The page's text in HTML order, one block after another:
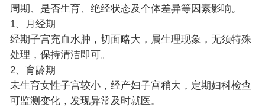
周期、是否生育、绝经状态及个体差异等因素影响。
1、月经期
经期子宫充血水肿，切面略大，属生理现象，无须特殊
处理，保持清洁即可。
2、育龄期
未生育女性子宫较小，经产妇子宫稍大，定期妇科检查
可监测变化，发现异常及时就医。